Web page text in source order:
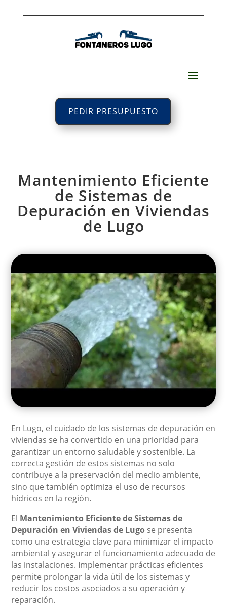
PEDIR PRESUPUESTO
Mantenimiento Eficiente
de Sistemas de
Depuración en Viviendas
de Lugo
En Lugo, el cuidado de los sistemas de depuración en
viviendas se ha convertido en una prioridad para
garantizar un entorno saludable y sostenible. La
correcta gestión de estos sistemas no solo
contribuye a la preservación del medio ambiente,
sino que también optimiza el uso de recursos
hídricos en la región.
El Mantenimiento Eficiente de Sistemas de
Depuración en Viviendas de Lugo se presenta
como una estrategia clave para minimizar el impacto
ambiental y asegurar el funcionamiento adecuado de
las instalaciones. Implementar prácticas eficientes
permite prolongar la vida útil de los sistemas y
reducir los costos asociados a su operación y
reparación.